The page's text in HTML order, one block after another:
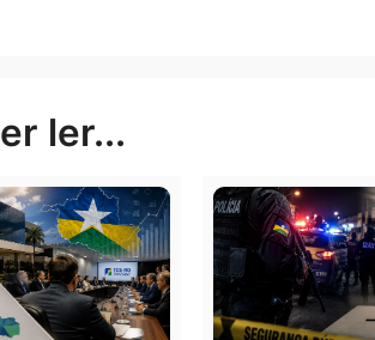
ou não depende inteiramente
2 a 20/3)
de que as recompensas
você vai estabelecendo
Publicidade